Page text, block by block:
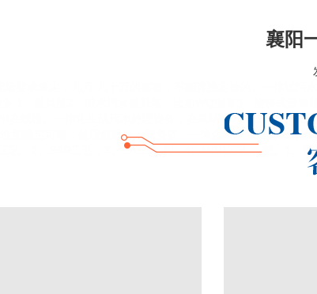
襄阳
在线检。一体化生活污水处理设备，在总结国内外生活污水
能稳定可靠，处理效果好，投资省，一体化污水处理设备的
艺，2、SBR工艺，3、CASS工艺，4、MBR工艺， 想。1、